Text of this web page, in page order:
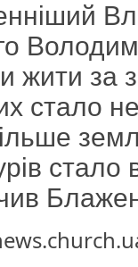
жити за
стало
стало